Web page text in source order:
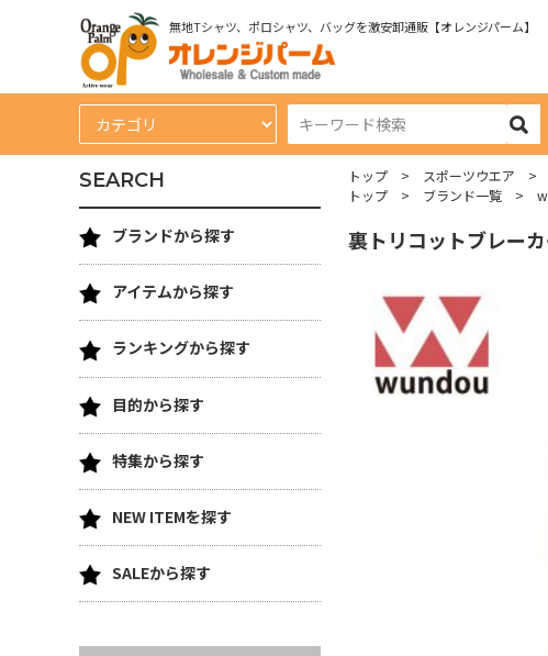
無地Tシャツ、ポロシャツ、バッグを激安卸通販【オレンジパーム】
トップ スポーツウエア
トップ
ブランド一覧
裏トリコットブレー
SEARCH
ブランドから探す
アイテムから探す
ランキングから探す
目的から探す
特集から探す
NEW ITEMを探す
SALEから探す